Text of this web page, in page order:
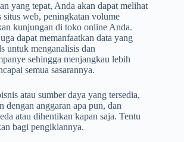
yang tepat, Anda akan dapat melihat
situs web, peningkatan volume
kunjungan di toko online Anda.
dapat memanfaatkan data yang
untuk menganalisis dan
sehingga menjangkau lebih
semua sasarannya.
atau sumber daya yang tersedia,
dengan anggaran apa pun, dan
atau dihentikan kapan saja. Tentu
bagi pengiklannya.